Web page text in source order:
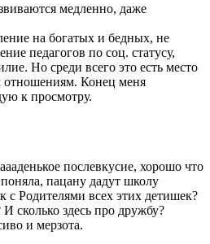
медленно, даже
на богатых и бедных, не
педагогов по соц. статусу,
Но среди всего это есть место
отношениям. Конец меня
к просмотру.
послевкусие, хорошо что
пацану дадут школу
с Родителями всех этих детишек?
сколько здесь про дружбу?
и мерзота.